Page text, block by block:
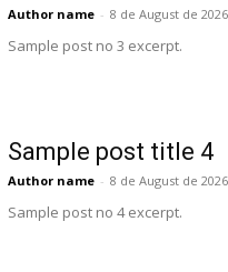
Author name - 8 de August de 2026
Sample post no 3 excerpt.
Sample post title 4
Author name - 8 de August de 2026
Sample post no 4 excerpt.